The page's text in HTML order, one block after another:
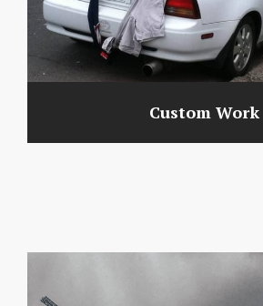
Custom Work